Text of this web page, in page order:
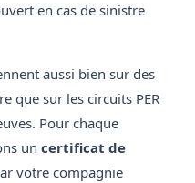
en cas de sinistre
aussi bien sur des
que sur les circuits PER
Pour chaque
un certificat de
votre compagnie